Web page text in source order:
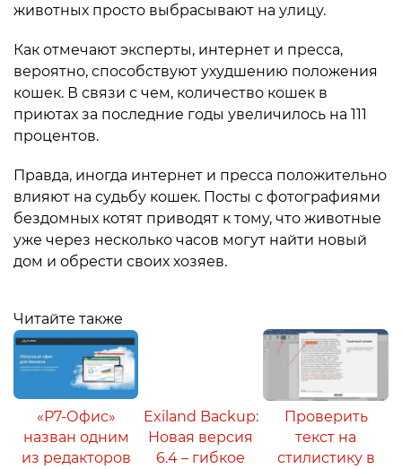
животных просто выбрасывают на улицу.
Как отмечают эксперты, интернет и пресса,
вероятно, способствуют ухудшению положения
кошек. В связи с чем, количество кошек в
приютах за последние годы увеличилось на 111
процентов.
Правда, иногда интернет и пресса положительно
влияют на судьбу кошек. Посты с фотографиями
бездомных котят приводят к тому, что животные
уже через несколько часов могут найти новый
дом и обрести своих хозяев.
Читайте также
«Р7-Офис»
назван одним
из редакторов
Exiland Backup:
Новая версия
6.4 – гибкое
Проверить
текст на
стилистику в